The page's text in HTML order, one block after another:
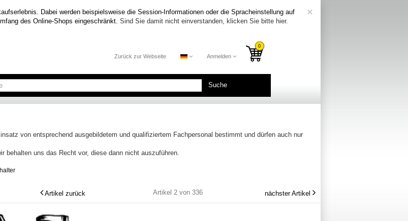
×
Dabei werden beispielsweise die Session-Informationen oder die Spracheinstellung auf
des Online-Shops eingeschränkt. Sind Sie damit nicht einverstanden, klicken Sie bitte hier.
Zurück zur Webseite Anmelden
Suche
von entsprechend ausgebildetem und qualifiziertem Fachpersonal bestimmt und dürfen auch nur
behalten uns das Recht vor, diese dann nicht auszuführen.
Artikel zurück Artikel 2 von 336 nächster Artikel